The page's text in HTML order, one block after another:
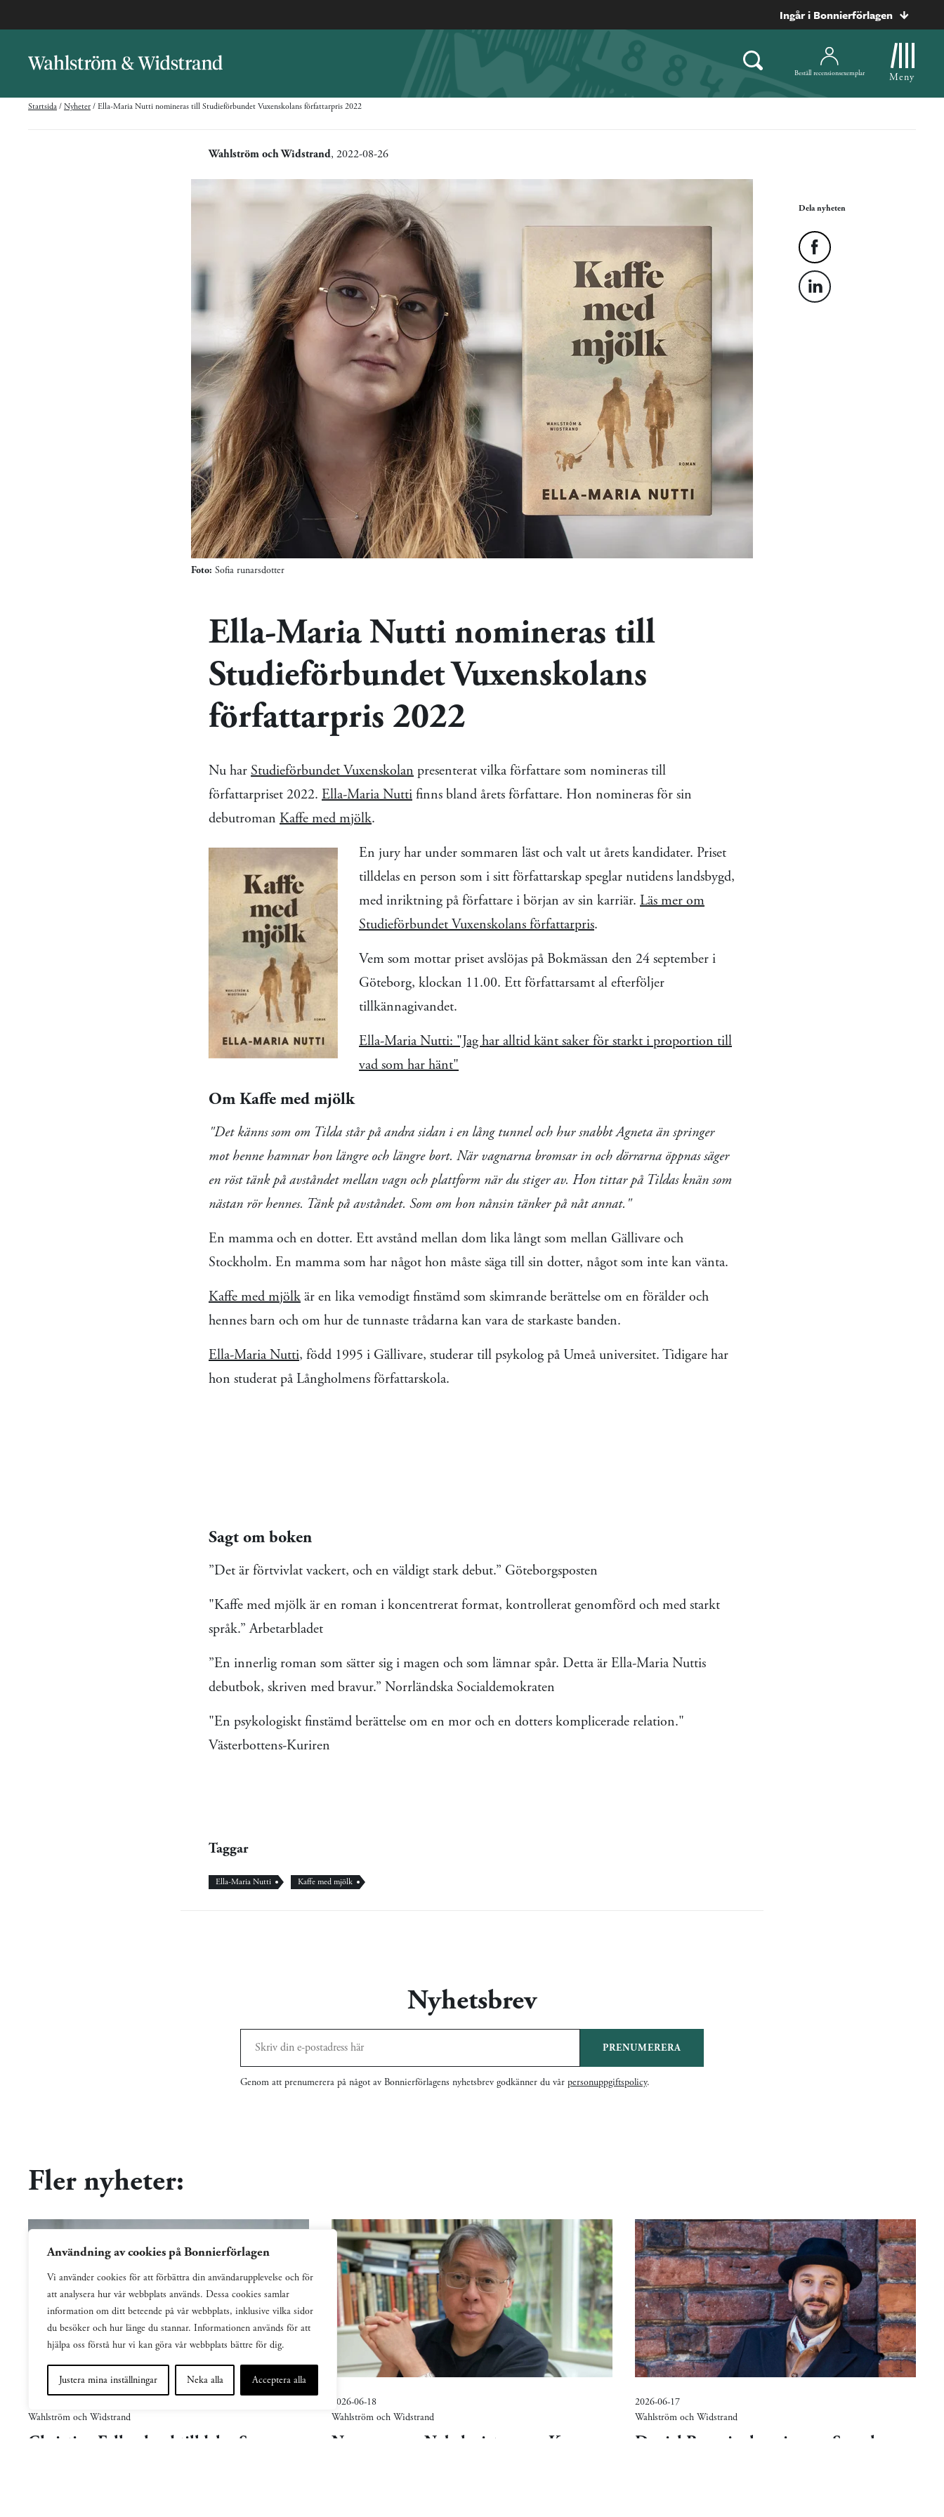
Användning av cookies på Bonnierförlagen
Vi använder cookies för att förbättra din användarupplevelse och för
att analysera hur vår webbplats används. Dessa cookies samlar
information om ditt beteende på vår webbplats, inklusive vilka sidor
du besöker och hur länge du stannar. Informationen används för att
hjälpa oss förstå hur vi kan göra vår webbplats bättre för dig.
Justera mina inställningar Neka alla Acceptera alla
Ingår i Bonnierförlagen
Beställ recensionsexemplar Meny
Startsida / Nyheter / Ella-Maria Nutti nomineras till Studieförbundet Vuxenskolans författarpris 2022
Wahlström och Widstrand, 2022-08-26
Foto: Sofia runarsdotter
Dela nyheten
Ella-Maria Nutti nomineras till
Studieförbundet Vuxenskolans
författarpris 2022
Nu har Studieförbundet Vuxenskolan presenterat vilka författare som nomineras till
författarpriset 2022. Ella-Maria Nutti finns bland årets författare. Hon nomineras för sin
debutroman Kaffe med mjölk.
En jury har under sommaren läst och valt ut årets kandidater. Priset
tilldelas en person som i sitt författarskap speglar nutidens landsbygd,
med inriktning på författare i början av sin karriär. Läs mer om
Studieförbundet Vuxenskolans författarpris.
Vem som mottar priset avslöjas på Bokmässan den 24 september i
Göteborg, klockan 11.00. Ett författarsamt al efterföljer
tillkännagivandet.
Ella-Maria Nutti: "Jag har alltid känt saker för starkt i proportion till
vad som har hänt"
Om Kaffe med mjölk
"Det känns som om Tilda står på andra sidan i en lång tunnel och hur snabbt Agneta än springer
mot henne hamnar hon längre och längre bort. När vagnarna bromsar in och dörrarna öppnas säger
en röst tänk på avståndet mellan vagn och plattform när du stiger av. Hon tittar på Tildas knän som
nästan rör hennes. Tänk på avståndet. Som om hon nånsin tänker på nåt annat."
En mamma och en dotter. Ett avstånd mellan dom lika långt som mellan Gällivare och
Stockholm. En mamma som har något hon måste säga till sin dotter, något som inte kan vänta.
Kaffe med mjölk är en lika vemodigt finstämd som skimrande berättelse om en förälder och
hennes barn och om hur de tunnaste trådarna kan vara de starkaste banden.
Ella-Maria Nutti, född 1995 i Gällivare, studerar till psykolog på Umeå universitet. Tidigare har
hon studerat på Långholmens författarskola.
Sagt om boken
”Det är förtvivlat vackert, och en väldigt stark debut.” Göteborgsposten
"Kaffe med mjölk är en roman i koncentrerat format, kontrollerat genomförd och med starkt
språk.” Arbetarbladet
”En innerlig roman som sätter sig i magen och som lämnar spår. Detta är Ella-Maria Nuttis
debutbok, skriven med bravur.” Norrländska Socialdemokraten
"En psykologiskt finstämd berättelse om en mor och en dotters komplicerade relation."
Västerbottens-Kuriren
Taggar
Ella-Maria Nutti Kaffe med mjölk
Nyhetsbrev
PRENUMERERA
Genom att prenumerera på något av Bonnierförlagens nyhetsbrev godkänner du vår personuppgiftspolicy.
Fler nyheter:
Wahlström och Widstrand
Christine Falkenland tilldelas Sara
2026-06-18
Wahlström och Widstrand
Ny roman av Nobelpristagaren Kazuo
2026-06-17
Wahlström och Widstrand
Daniel Boyacioglu prisas av Svenska